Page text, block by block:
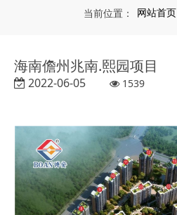
当前位置： 网站首页
海南儋州兆南.熙园项目
2022-06-05 1539